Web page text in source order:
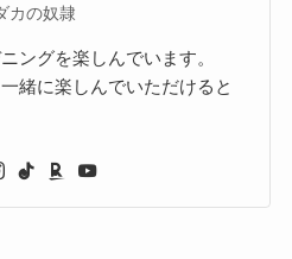
カの奴隷
ングを楽しんでいます。
緒に楽しんでいただけると